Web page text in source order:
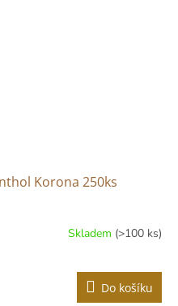
Korona 250ks
Skladem (>100 ks)
Do košíku